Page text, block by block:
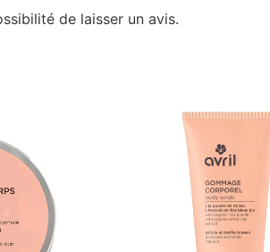
de laisser un avis.